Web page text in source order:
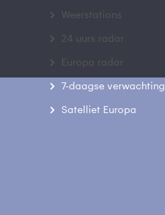
Weerstations
24 uurs radar
Europa radar
7-daagse verwachting
Satelliet Europa